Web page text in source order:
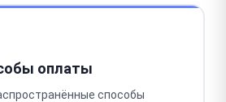
оплаты
способы